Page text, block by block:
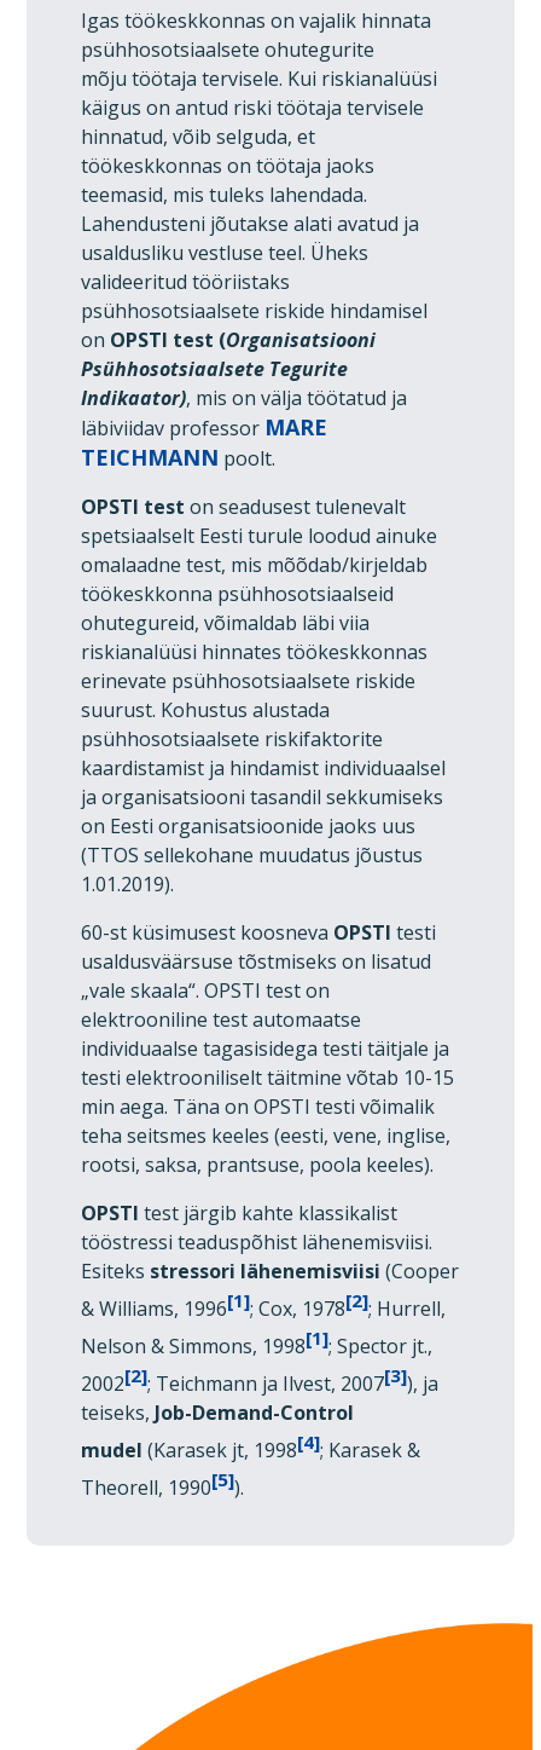
Igas töökeskkonnas on vajalik hinnata
psühhosotsiaalsete ohutegurite
mõju töötaja tervisele. Kui riskianalüüsi
käigus on antud riski töötaja tervisele
hinnatud, võib selguda, et
töökeskkonnas on töötaja jaoks
teemasid, mis tuleks lahendada.
Lahendusteni jõutakse alati avatud ja
usaldusliku vestluse teel. Üheks
valideeritud tööriistaks
psühhosotsiaalsete riskide hindamisel
on OPSTI test (Organisatsiooni
Psühhosotsiaalsete Tegurite
Indikaator), mis on välja töötatud ja
läbiviidav professor MARE
TEICHMANN poolt.
OPSTI teston seadusest tulenevalt
spetsiaalselt Eesti turule loodud ainuke
omalaadne test, mis mõõdab/kirjeldab
töökeskkonna psühhosotsiaalseid
ohutegureid, võimaldab läbi viia
riskianalüüsi hinnates töökeskkonnas
erinevate psühhosotsiaalsete riskide
suurust. Kohustus alustada
psühhosotsiaalsete riskifaktorite
kaardistamist ja hindamist individuaalsel
ja organisatsiooni tasandil sekkumiseks
on Eesti organisatsioonide jaoks uus
(TTOS sellekohane muudatus jõustus
1.01.2019).
60-st küsimusest koosneva OPSTI testi
usaldusväärsuse tõstmiseks on lisatud
„vale skaala“. OPSTI test on
elektrooniline test automaatse
individuaalse tagasisidega testi täitjale ja
testi elektrooniliselt täitmine võtab 10-15
min aega. Täna on OPSTI testi võimalik
teha seitsmes keeles (eesti, vene, inglise,
rootsi, saksa, prantsuse, poola keeles).
OPSTI test järgib kahte klassikalist
tööstressi teaduspõhist lähenemisviisi.
Esiteks stressori lähenemisviisi (Cooper
& Williams, 1996[1]; Cox, 1978[2]; Hurrell,
Nelson & Simmons, 1998[1]; Spector jt.,
2002[2]; Teichmann ja Ilvest, 2007[3]), ja
teiseks, Job-Demand-Control
mudel (Karasek jt, 1998[4]; Karasek &
Theorell, 1990[5]).